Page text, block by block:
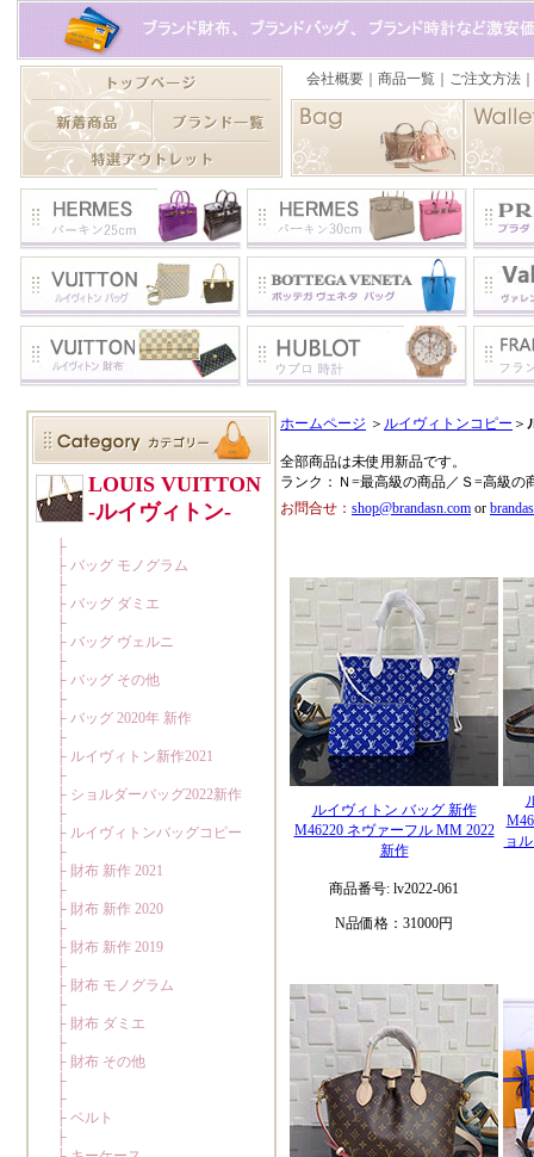
ホームページ ＞ ルイヴィトンコピー ＞
全部商品は未使用新品です。
ランク：Ｎ=最高級の商品／Ｓ=高級の
お問合せ： shop@brandasn.com or
ルイヴィトン バッグ 新作
M46220 ネヴァーフル MM 2022
新作
商品番号: lv2022-061
N品価格：31000円
ョ